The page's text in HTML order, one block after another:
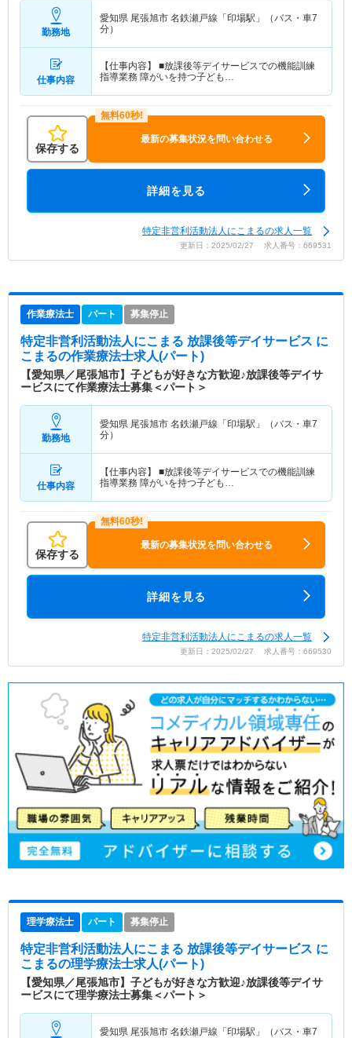
勤務地
愛知県 尾張旭市 名鉄瀬戸線「印場駅」（バス・車7
分）
仕事内容
【仕事内容】 ■放課後等デイサービスでの機能訓練
指導業務 障がいを持つ子ども…
保存する
最新の募集状況を問い合わせる
詳細を見る
特定非営利活動法人にこまるの求人一覧
更新日：2025/02/27 求人番号：669531
作業療法士 パート 募集停止
特定非営利活動法人にこまる 放課後等デイサービス に
こまるの作業療法士求人(パート)
【愛知県／尾張旭市】子どもが好きな方歓迎♪放課後等デイサ
ービスにて作業療法士募集＜パート＞
勤務地
愛知県 尾張旭市 名鉄瀬戸線「印場駅」（バス・車7
分）
仕事内容
【仕事内容】 ■放課後等デイサービスでの機能訓練
指導業務 障がいを持つ子ども…
保存する
最新の募集状況を問い合わせる
詳細を見る
特定非営利活動法人にこまるの求人一覧
更新日：2025/02/27 求人番号：669530
理学療法士 パート 募集停止
特定非営利活動法人にこまる 放課後等デイサービス に
こまるの理学療法士求人(パート)
【愛知県／尾張旭市】子どもが好きな方歓迎♪放課後等デイサ
ービスにて理学療法士募集＜パート＞
愛知県 尾張旭市 名鉄瀬戸線「印場駅」（バス・車7